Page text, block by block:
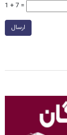
1 + 7 =
ارسال